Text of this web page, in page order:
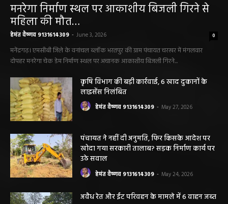
मनरेगा निर्माण स्थल पर आकाशीय बिजली गिरने से
महिला की मौत…
हेमंत वैष्णव 9131614309 - June 3, 2026 0
मनेंद्रगढ़। एमसीबी जिले के वनांचल ब्लॉक भरतपुर की ग्राम पंचायत चरखर में मंगलवार
दोपहर मनरेगा चेक डेम निर्माण स्थल पर अचानक आकाशीय बिजली गिरने...
कृषि विभाग की बड़ी कार्रवाई, 6 खाद दुकानों के
लाइसेंस निलंबित
हेमंत वैष्णव 9131614309 - May 27, 2026
पंचायत ने नहीं दी अनुमति, फिर किसके आदेश पर
खोदा गया सरकारी तालाब? सड़क निर्माण कार्य पर
उठे सवाल
हेमंत वैष्णव 9131614309 - May 24, 2026
अवैध रेत और ईंट परिवहन के मामले में 6 वाहन जब्त